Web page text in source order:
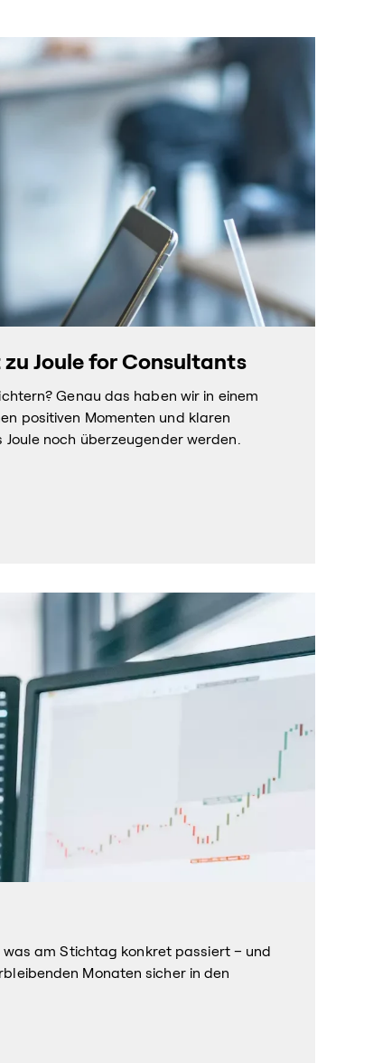
zu Joule for Consultants
Genau das haben wir in einem
positiven Momenten und klaren
noch überzeugender werden.
am Stichtag konkret passiert – und
Monaten sicher in den